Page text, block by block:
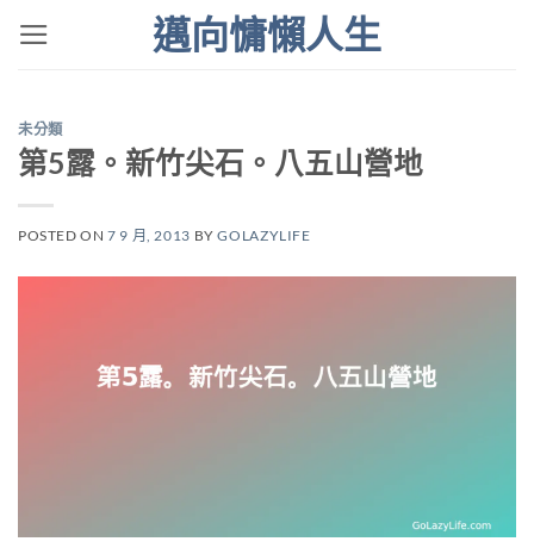
邁向慵懶人生
未分類
第5露。新竹尖石。八五山營地
POSTED ON7 9 月, 2013 BYGOLAZYLIFE